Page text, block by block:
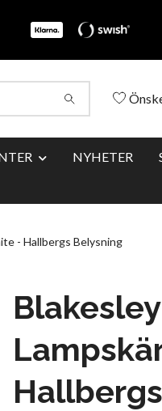
NYHETER
- Hallbergs Belysning